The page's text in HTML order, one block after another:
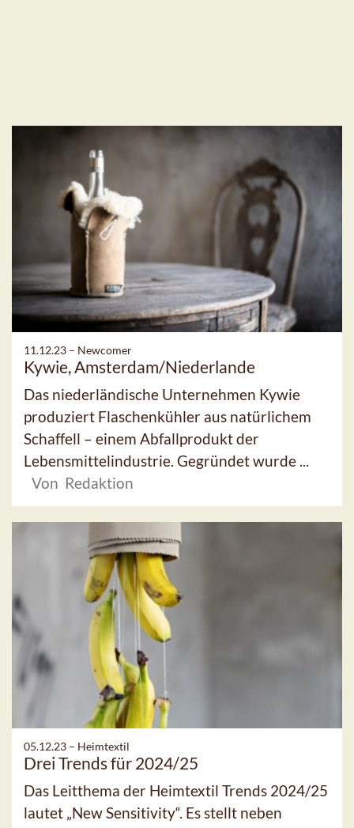
11.12.23 – Newcomer
Kywie, Amsterdam/Niederlande
Das niederländische Unternehmen Kywie
produziert Flaschenkühler aus natürlichem
Schaffell – einem Abfallprodukt der
Lebensmittelindustrie. Gegründet wurde ...
Von Redaktion
05.12.23 – Heimtextil
Drei Trends für 2024/25
Das Leitthema der Heimtextil Trends 2024/25
lautet „New Sensitivity“. Es stellt neben